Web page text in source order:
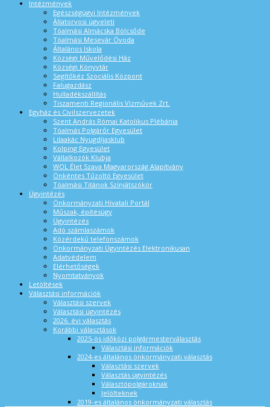
Intézmények
Egészségügyi Intézmények
Állatorvosi ügyeleti
Tóalmási Almácska Bölcsőde
Tóalmási Mesevár Óvoda
Általános Iskola
Községi Művelődési Ház
Községi Könyvtár
Segítőkéz Szociális Központ
Falugazdász
Hulladékszállítás
Tiszamenti Regionális Vízművek Zrt.
Egyház és Civilszervezetek
Szent András Római Katolikus Plébánia
Tóalmás Polgárőr Egyesület
Lilaakác Nyugdíjasklub
Kolping Egyesület
Vállalkozók Klubja
WOL Élet Szava Magyarország Alapítvány
Önkéntes Tűzoltó Egyesület
Tóalmási Titánok Színjátszókör
Ügyintézés
Önkormányzati Hivatali Portál
Műszak, építésügy
Ügyintézés
Adó számlaszámok
Közérdekű telefonszámok
Önkormányzati Ügyintézés Elektronikusan
Adatvédelem
Elérhetőségek
Nyomtatványok
Letöltések
Választási információk
Választási szervek
Választási ügyintézés
2026. évi választás
Korábbi választások
2025-ös időközi polgármesterválasztás
Választási információk
2024-es általános önkormányzati választás
Választási szervek
Választás ügyintézés
Választópolgároknak
Jelölteknek
2019-es általános önkormányzati választás